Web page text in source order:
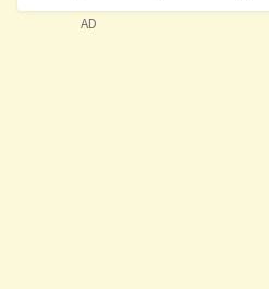
AD